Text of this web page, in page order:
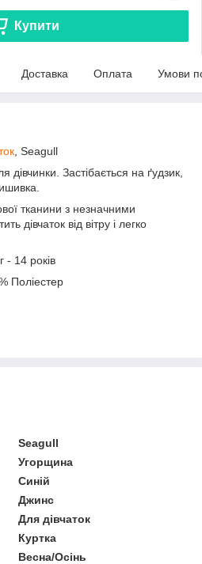
Купити
Доставка Оплата Умови
, Seagull
Застібається на ґудзик,
тканини з незначними
дівчаток від вітру і легко
- 14 років
Поліестер
Seagull
Угорщина
Синій
Джинс
Для дівчаток
Куртка
Весна/Осінь